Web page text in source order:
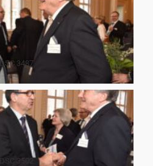
DSC 3487
DSC 3502